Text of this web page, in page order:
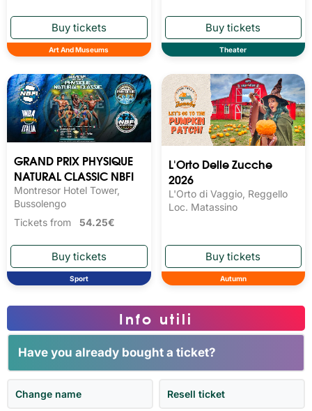
Art And Museums Theater
GRAND PRIX PHYSIQUE
NATURAL CLASSIC NBFI
Montresor Hotel Tower,
Bussolengo
Tickets from 54.25€
Sport
L'Orto Delle Zucche
2026
L'Orto di Vaggio, Reggello
Loc. Matassino
Autumn
Info utili
Have you already bought a ticket?
Change name Resell ticket